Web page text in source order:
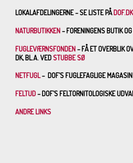
LOKALAFDELINGERNE – SE LISTE PÅ DOF.DK
NATURBUTIKKEN– FORENINGENS BUTIK
FUGLEVÆRNSFONDEN– FÅ ET OVERBLIK
DK, BL.A. VEDSTUBBE SØ
NETFUGL– DOF’S FUGLEFAGLIGE MAGASIN
FELTUD– DOF’S FELTORNITOLOGISKE
ANDRE LINKS